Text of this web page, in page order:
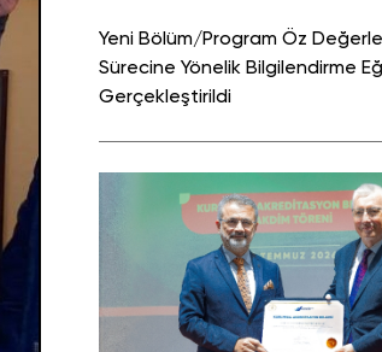
Yeni Bölüm/Program Öz
Sürecine Yönelik Bilgilendirme
Gerçekleştirildi